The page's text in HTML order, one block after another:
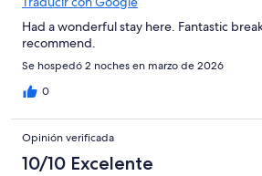
Had a wonderful stay here. Fantastic
recommend.
Se hospedó 2 noches en marzo de 2026
0
Opinión verificada
10/10 Excelente